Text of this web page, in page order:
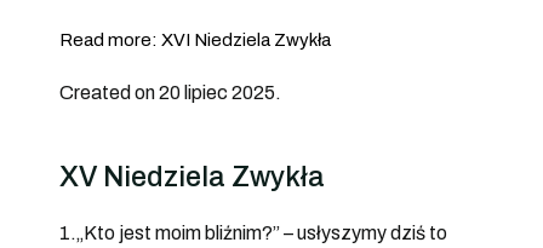
Read more: XVI Niedziela Zwykła
Created on 20 lipiec 2025.
XV Niedziela Zwykła
1.„Kto jest moim bliźnim?” – usłyszymy dziś to